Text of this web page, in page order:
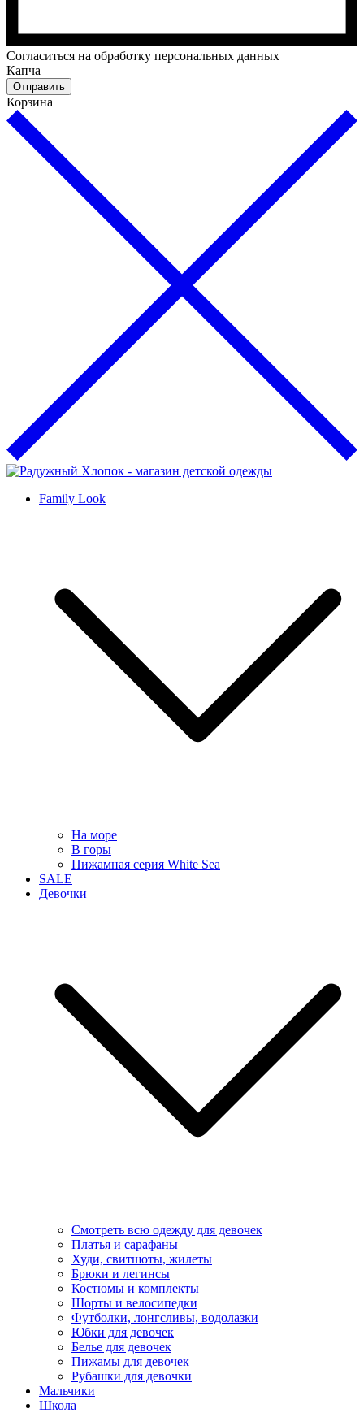
Cогласиться на обработку персональных данных
Капча
Отправить
Корзина
Family Look
На море
В горы
Пижамная серия White Sea
SALE
Девочки
Смотреть всю одежду для девочек
Платья и сарафаны
Худи, свитшоты, жилеты
Брюки и легинсы
Костюмы и комплекты
Шорты и велосипедки
Футболки, лонгсливы, водолазки
Юбки для девочек
Белье для девочек
Пижамы для девочек
Рубашки для девочки
Мальчики
Школа